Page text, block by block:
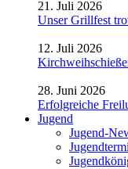
21. Juli 2026
Unser Grillfest
12. Juli 2026
28. Juni 2026
Erfolgreiche
Jugend
Jugend-